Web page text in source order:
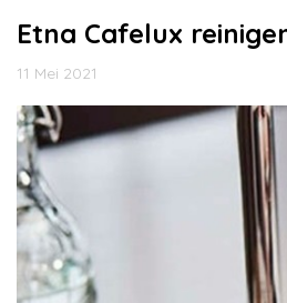
Etna Cafelux
11 Mei 2021